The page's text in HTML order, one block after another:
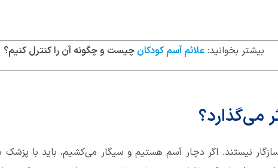
بیشتر بخوانید: علائم آسم کودکان چیست و چگونه آن را کنترل کنیم؟
می‌گذارد؟
نیستند. اگر دچار آسم هستیم و سیگار می‌کشیم، باید با